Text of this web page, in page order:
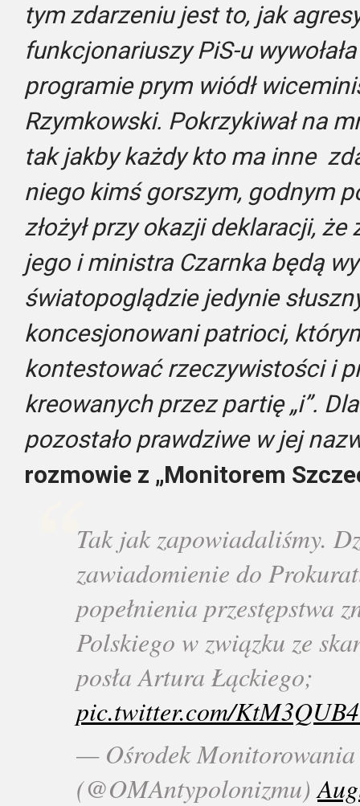
tym zdarzeniu jest to, jak
funkcjonariuszy PiS-u
programie prym wiódł
Rzymkowski. Pokrzykiwał na
tak jakby każdy kto ma inne
niego kimś gorszym, godnym
złożył przy okazji deklaracji,
jego i ministra Czarnka będą
światopoglądzie jedynie
koncesjonowani patrioci,
kontestować rzeczywistości i
kreowanych przez partię „i”.
pozostało prawdziwe w jej
rozmowie z „Monitorem
Tak jak zapowiadaliśmy.
zawiadomienie do
popełnienia przestępstwa
Polskiego w związku ze
posła Artura Łąckiego;
pic.twitter.com/
— Ośrodek
(@OMAntypolonizmu)